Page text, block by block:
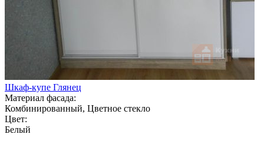
Шкаф-купе Глянец
Материал фасада:
Комбинированный, Цветное стекло
Цвет:
Белый